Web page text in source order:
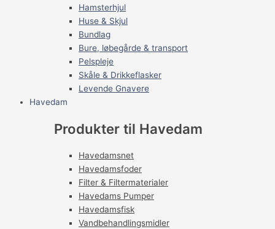
Hamsterhjul
Huse & Skjul
Bundlag
Bure, løbegårde & transport
Pelspleje
Skåle & Drikkeflasker
Levende Gnavere
Havedam
Produkter til Havedam
Havedamsnet
Havedamsfoder
Filter & Filtermaterialer
Havedams Pumper
Havedamsfisk
Vandbehandlingsmidler